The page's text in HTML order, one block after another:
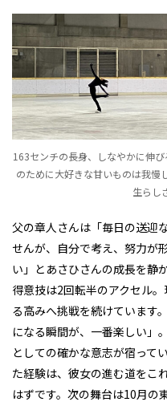
163センチの長身、しなやかに伸
のために大好きな甘いものは我慢
生らし
父の章人さんは「毎日の送迎
せんが、自分で考え、努力が
い」とあさひさんの成長を静
得意技は2回転半のアクセル
る高みへ挑戦を続けています
になる瞬間が、一番楽しい」
としての確かな意志が宿って
た経験は、彼女の進む道をこ
はずです。次の舞台は10月の